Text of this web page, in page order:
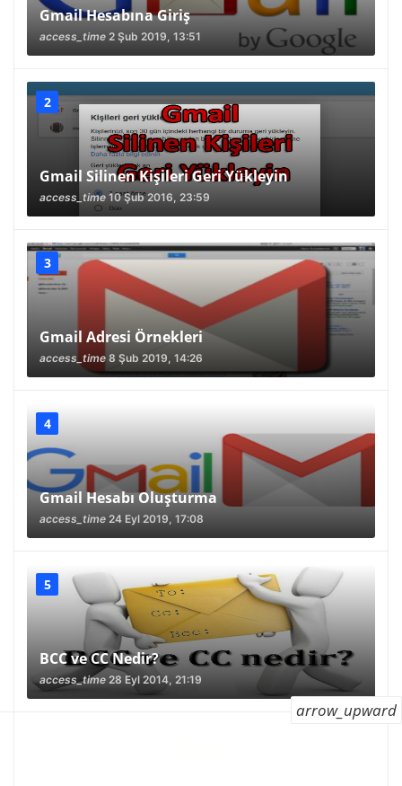
Gmail Hesabına Giriş
access_time 2 Şub 2019, 13:51
Gmail Silinen Kişileri Geri Yükleyin
access_time 10 Şub 2016, 23:59
Gmail Adresi Örnekleri
access_time 8 Şub 2019, 14:26
Gmail Hesabı Oluşturma
access_time 24 Eyl 2019, 17:08
BCC ve CC Nedir?
access_time 28 Eyl 2014, 21:19
arrow_upward